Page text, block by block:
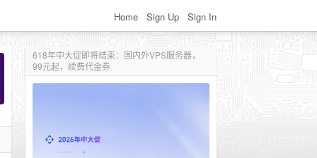
Home Sign Up Sign In
618年中大促即将结束：国内外VPS服务器，
99元起，续费代金券